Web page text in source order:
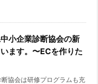
小企業診断協会の新
ます。〜ECを作りた
協会は研修プログラムも充